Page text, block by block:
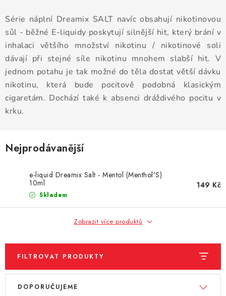
E-CIGARETY
NIKOTINOVÉ SÁČKY
DÁRKOVÉ VOUCHERY
ATOMIZÉRY A CARTRIDGE
BATERIE A NABÍJEČKY
GRIPY & MODY
NIKOTINOVÝ FILM
PŘÍSLUŠENSTVÍ
Série náplní Dreamix SALT navíc obsahují nikotinovou
sůl - běžné E-liquidy poskytují silnější hit, který brání v
inhalaci většího množství nikotinu / nikotinové soli
dávají při stejné síle nikotinu mnohem slabší hit. V
jednom potahu je tak možné do těla dostat větší dávku
nikotinu, která bude pocitově podobná klasickým
cigaretám. Dochází také k absenci dráždivého pocitu v
krku.
Nejprodávanější
e-liquid Dreamix Salt - Mentol (Menthol'S)
10ml
Skladem
149 Kč
Zobrazit více produktů
FILTROVAT PRODUKTY
V
Ř
DOPORUČUJEME